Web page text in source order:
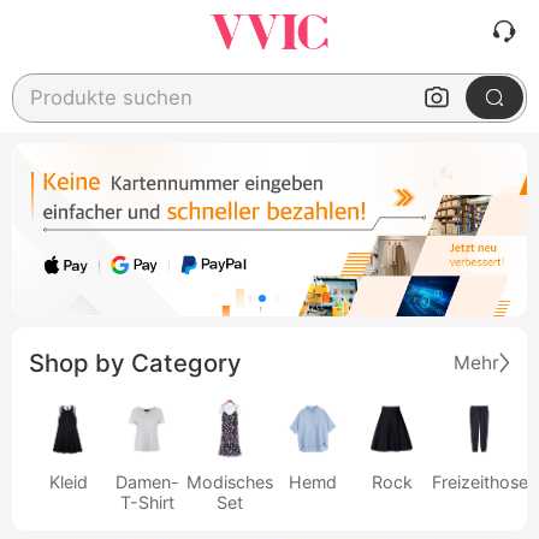
Produkte suchen
Shop by Category Mehr
Kleid
Damen-
T-Shirt
Modisches
Set
Hemd Rock Freizeithose